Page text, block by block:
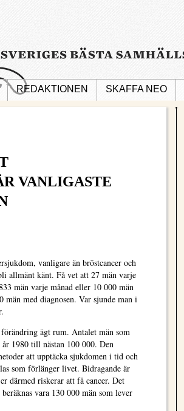
REDAKTIONEN SKAFFA NEO
VANLIGASTE
vanligare än bröstcancer och
allmänt känt. Få vet att 27 män varje
män varje månad eller 10 000 män
män med diagnosen. Var sjunde man i
ägt rum. Antalet män som
1980 till nästan 100 000. Den
att upptäcka sjukdomen i tid och
som förlänger livet. Bidragande är
därmed riskerar att få cancer. Det
vara 130 000 män som lever